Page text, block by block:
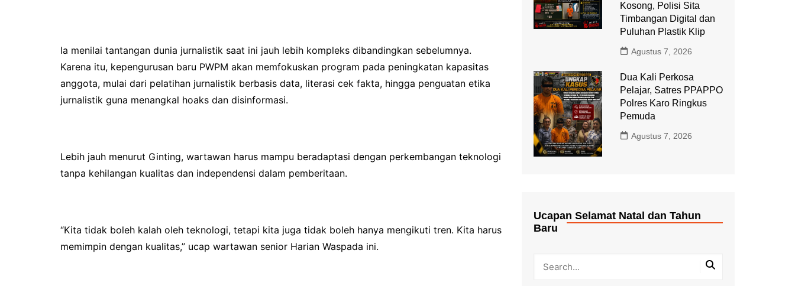
Ia menilai tantangan dunia jurnalistik saat ini jauh lebih kompleks dibandingkan sebelumnya.
Karena itu, kepengurusan baru PWPM akan memfokuskan program pada peningkatan kapasitas
anggota, mulai dari pelatihan jurnalistik berbasis data, literasi cek fakta, hingga penguatan etika
jurnalistik guna menangkal hoaks dan disinformasi.
Lebih jauh menurut Ginting, wartawan harus mampu beradaptasi dengan perkembangan teknologi
tanpa kehilangan kualitas dan independensi dalam pemberitaan.
“Kita tidak boleh kalah oleh teknologi, tetapi kita juga tidak boleh hanya mengikuti tren. Kita harus
memimpin dengan kualitas,” ucap wartawan senior Harian Waspada ini.
Kosong, Polisi Sita
Timbangan Digital dan
Puluhan Plastik Klip
Agustus 7, 2026
Dua Kali Perkosa
Pelajar, Satres PPAPPO
Polres Karo Ringkus
Pemuda
Agustus 7, 2026
Ucapan Selamat Natal dan Tahun
Baru